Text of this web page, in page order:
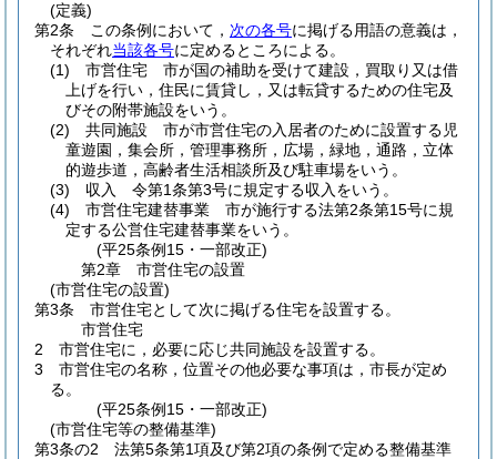
(定義)
第2条
この条例において， 次の各号に掲げる用語の意義は，
それぞれ当該各号に定めるところによる。
(1)
市営住宅 市が国の補助を受けて建設，買取り又は借
上げを行い，住民に賃貸し，又は転貸するための住宅及
びその附帯施設をいう。
(2)
共同施設 市が市営住宅の入居者のために設置する児
童遊園，集会所，管理事務所，広場，緑地，通路，立体
的遊歩道，高齢者生活相談所及び駐車場をいう。
(3)
収入 令第1条第3号に規定する収入をいう。
(4)
市営住宅建替事業 市が施行する法第2条第15号に規
定する公営住宅建替事業をいう。
(平25条例15・一部改正)
第2章
市営住宅の設置
(市営住宅の設置)
第3条
市営住宅として次に掲げる住宅を設置する。
市営住宅
2
市営住宅に，必要に応じ共同施設を設置する。
3
市営住宅の名称，位置その他必要な事項は，市長が定め
る。
(平25条例15・一部改正)
(市営住宅等の整備基準)
第3条の2
法第5条第1項及び第2項の条例で定める整備基準